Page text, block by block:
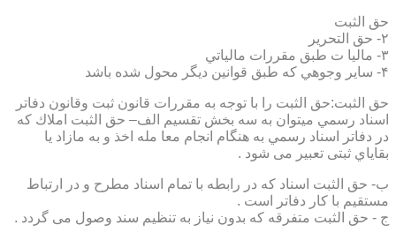
حق الثبت
۲- حق التحرير
۳- ماليا ت طبق مقررات مالياتي
۴- ساير وجوهي كه طبق قوانين ديگر محول شده باشد
حق الثبت:حق الثبت را با توجه به مقررات قانون ثبت وقانون دفاتر
اسناد رسمي ميتوان به سه بخش تقسيم الف– حق الثبت املاك كه
در دفاتر اسناد رسمي به هنگام انجام معا مله اخذ و به مازاد يا
بقاياي ثبتی تعبیر می شود .
ب- حق الثبت اسناد كه در رابطه با تمام اسناد مطرح و در ارتباط
مستقيم با كار دفاتر است .
ج - حق الثبت متفرقه كه بدون نياز به تنظیم سند وصول می گردد .